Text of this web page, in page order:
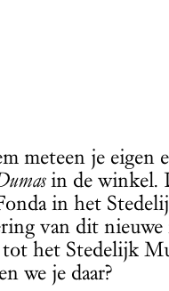
meteen je eigen
in de winkel.
in het
van dit
het Stedelijk
we je daar?